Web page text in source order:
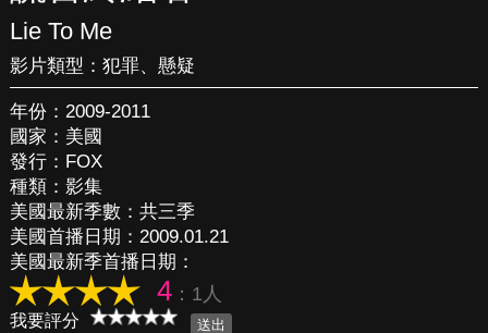
Lie To Me
影片類型： 犯罪、 懸疑
年份：2009-2011
國家：美國
發行：FOX
種類：影集
美國最新季數：共三季
美國首播日期：2009.01.21
美國最新季首播日期：
4：1人
我要評分